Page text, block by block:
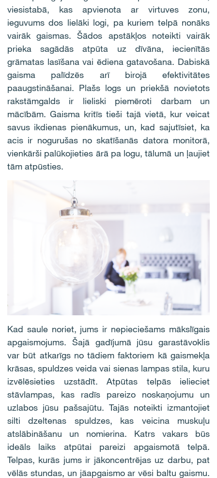
viesistabā, kas apvienota ar virtuves zonu,
ieguvums dos lielāki logi, pa kuriem telpā nonāks
vairāk gaismas. Šādos apstākļos noteikti vairāk
prieka sagādās atpūta uz dīvāna, iecienītās
grāmatas lasīšana vai ēdiena gatavošana. Dabiskā
gaisma palīdzēs arī birojā efektivitātes
paaugstināšanai. Plašs logs un priekšā novietots
rakstāmgalds ir lieliski piemēroti darbam un
mācībām. Gaisma kritīs tieši tajā vietā, kur veicat
savus ikdienas pienākumus, un, kad sajutīsiet, ka
acis ir nogurušas no skatīšanās datora monitorā,
vienkārši palūkojieties ārā pa logu, tālumā un ļaujiet
tām atpūsties.
Kad saule noriet, jums ir nepieciešams mākslīgais
apgaismojums. Šajā gadījumā jūsu garastāvoklis
var būt atkarīgs no tādiem faktoriem kā gaismekļa
krāsas, spuldzes veida vai sienas lampas stila, kuru
izvēlēsieties uzstādīt. Atpūtas telpās ielieciet
stāvlampas, kas radīs pareizo noskaņojumu un
uzlabos jūsu pašsajūtu. Tajās noteikti izmantojiet
silti dzeltenas spuldzes, kas veicina muskuļu
atslābināšanu un nomierina. Katrs vakars būs
ideāls laiks atpūtai pareizi apgaismotā telpā.
Telpas, kurās jums ir jākoncentrējas uz darbu, pat
vēlās stundas, un jāapgaismo ar vēsi baltu gaismu.